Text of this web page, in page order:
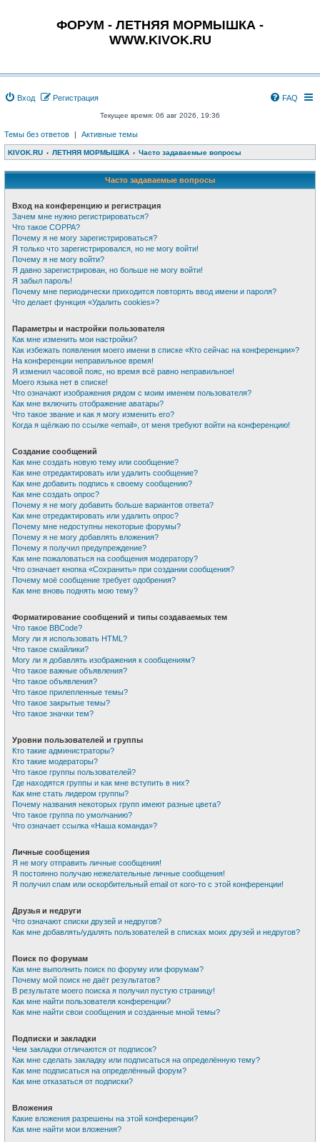
ФОРУМ - ЛЕТНЯЯ МОРМЫШКА -
WWW.KIVOK.RU
Вход Регистрация FAQ
Текущее время: 06 авг 2026, 19:36
Темы без ответов | Активные темы
KIVOK.RU ЛЕТНЯЯ МОРМЫШКА Часто задаваемые вопросы
Часто задаваемые вопросы
Вход на конференцию и регистрация
Зачем мне нужно регистрироваться?
Что такое COPPA?
Почему я не могу зарегистрироваться?
Я только что зарегистрировался, но не могу войти!
Почему я не могу войти?
Я давно зарегистрирован, но больше не могу войти!
Я забыл пароль!
Почему мне периодически приходится повторять ввод имени и пароля?
Что делает функция «Удалить cookies»?
Параметры и настройки пользователя
Как мне изменить мои настройки?
Как избежать появления моего имени в списке «Кто сейчас на конференции»?
На конференции неправильное время!
Я изменил часовой пояс, но время всё равно неправильное!
Моего языка нет в списке!
Что означают изображения рядом с моим именем пользователя?
Как мне включить отображение аватары?
Что такое звание и как я могу изменить его?
Когда я щёлкаю по ссылке «email», от меня требуют войти на конференцию!
Создание сообщений
Как мне создать новую тему или сообщение?
Как мне отредактировать или удалить сообщение?
Как мне добавить подпись к своему сообщению?
Как мне создать опрос?
Почему я не могу добавить больше вариантов ответа?
Как мне отредактировать или удалить опрос?
Почему мне недоступны некоторые форумы?
Почему я не могу добавлять вложения?
Почему я получил предупреждение?
Как мне пожаловаться на сообщения модератору?
Что означает кнопка «Сохранить» при создании сообщения?
Почему моё сообщение требует одобрения?
Как мне вновь поднять мою тему?
Форматирование сообщений и типы создаваемых тем
Что такое BBCode?
Могу ли я использовать HTML?
Что такое смайлики?
Могу ли я добавлять изображения к сообщениям?
Что такое важные объявления?
Что такое объявления?
Что такое прилепленные темы?
Что такое закрытые темы?
Что такое значки тем?
Уровни пользователей и группы
Кто такие администраторы?
Кто такие модераторы?
Что такое группы пользователей?
Где находятся группы и как мне вступить в них?
Как мне стать лидером группы?
Почему названия некоторых групп имеют разные цвета?
Что такое группа по умолчанию?
Что означает ссылка «Наша команда»?
Личные сообщения
Я не могу отправить личные сообщения!
Я постоянно получаю нежелательные личные сообщения!
Я получил спам или оскорбительный email от кого-то с этой конференции!
Друзья и недруги
Что означают списки друзей и недругов?
Как мне добавлять/удалять пользователей в списках моих друзей и недругов?
Поиск по форумам
Как мне выполнить поиск по форуму или форумам?
Почему мой поиск не даёт результатов?
В результате моего поиска я получил пустую страницу!
Как мне найти пользователя конференции?
Как мне найти свои сообщения и созданные мной темы?
Подписки и закладки
Чем закладки отличаются от подписок?
Как мне сделать закладку или подписаться на определённую тему?
Как мне подписаться на определённый форум?
Как мне отказаться от подписки?
Вложения
Какие вложения разрешены на этой конференции?
Как мне найти мои вложения?